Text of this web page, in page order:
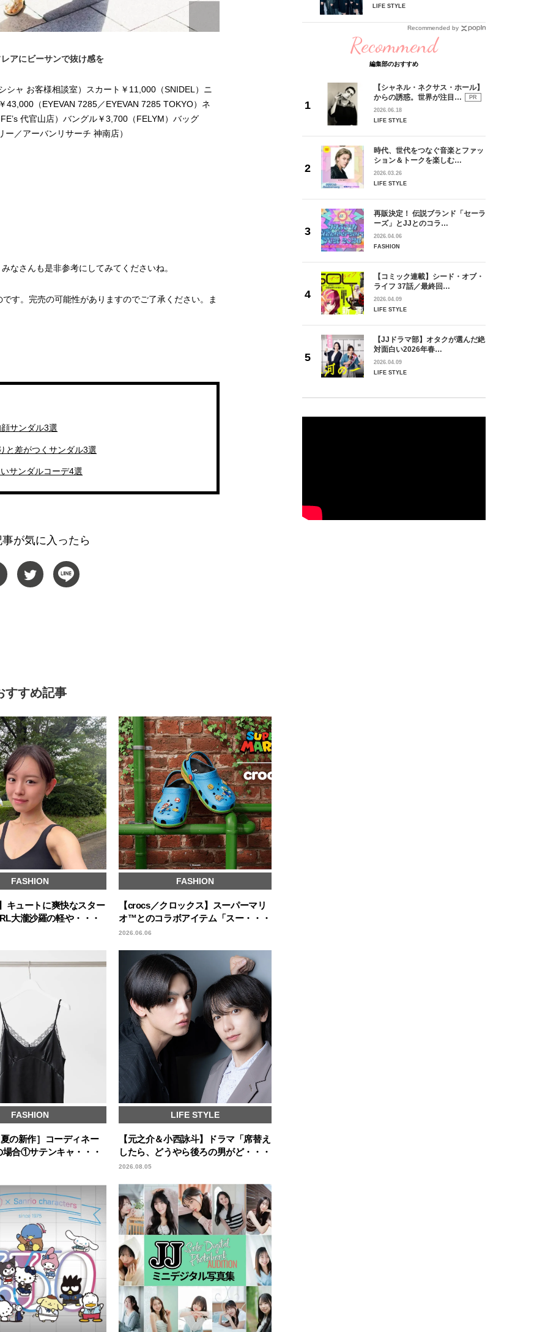
アにビーサンで抜け感を
シャ お客様相談室）スカート￥11,000（SNIDEL）ニ
43,000（EYEVAN 7285／EYEVAN 7285 TOKYO）ネ
代官山店）バングル￥3,700（FELYM）バッグ
ー／アーバンリサーチ 神南店）
② ベージュのビーサンで脚長効果
ビーサン￥23,000バッグ￥10,000（ともにmikomori／mikomori表参道ヒルズ店）
￥12,000（ダブルスタンダードクロージング／フィルム）カットソー￥6,400（
クレス￥53,000（アルポ×アーバンリサーチ／アーバンリサーチ表参道ヒルズ店
なさんも是非参考にしてみてくださいね。
す。完売の可能性がありますのでご了承ください。ま
サンダル3選
と差がつくサンダル3選
サンダルコーデ4選
が気に入ったら
すすめ記事
FASHION
キュートに爽快なスター
大瀧沙羅の軽や・・・
FASHION
【crocs／クロックス】スーパーマリ
オ™とのコラボアイテム「スー・・・
2026.06.06
FASHION
の新作］コーディネー
合①サテンキャ・・・
LIFE STYLE
【元之介＆小西詠斗】ドラマ「席替え
したら、どうやら後ろの男がど・・・
2026.08.05
BEAUTY
ュー
占インタビュー。7人の魅力に迫
LIFE STYLE
Recommended by
Recommend
編集部のおすすめ
【シャネル・ネクサス・ホール】
からの誘惑。世界が注目…
PR
2026.06.18
LIFE STYLE
時代、世代をつなぐ音楽とファッ
ション＆トークを楽しむ…
2026.03.26
LIFE STYLE
再販決定！ 伝説ブランド「セーラ
ーズ」とJJとのコラ…
2026.04.06
FASHION
【コミック連載】シード・オブ・
ライフ 37話／最終回…
2026.04.09
LIFE STYLE
【JJドラマ部】オタクが選んだ絶
対面白い2026年春…
2026.04.09
LIFE STYLE